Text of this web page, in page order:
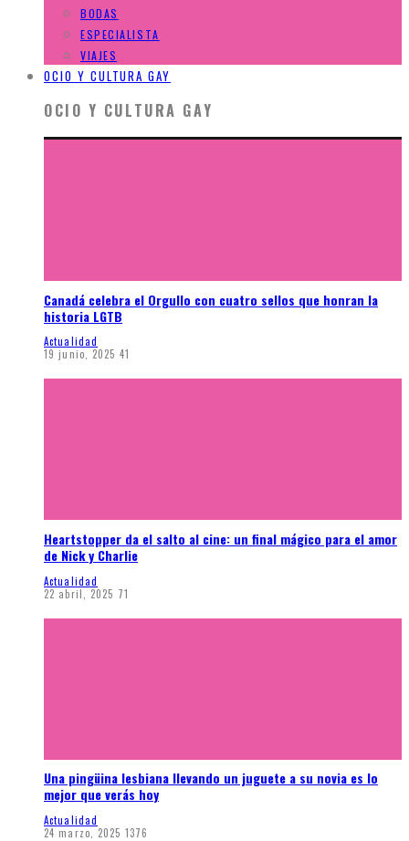
BODAS
ESPECIALISTA
VIAJES
OCIO Y CULTURA GAY
OCIO Y CULTURA GAY
Canadá celebra el Orgullo con cuatro sellos que honran la
historia LGTB
Actualidad
19 junio, 2025 41
Heartstopper da el salto al cine: un final mágico para el amor
de Nick y Charlie
Actualidad
22 abril, 2025 71
Una pingüina lesbiana llevando un juguete a su novia es lo
mejor que verás hoy
Actualidad
24 marzo, 2025 1376